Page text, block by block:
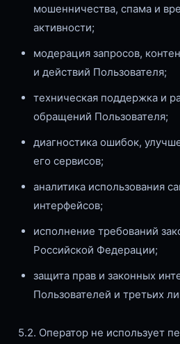
мошенничества, спама и
активности;
модерация запросов,
и действий Пользователя;
техническая поддержка и
обращений Пользователя;
диагностика ошибок,
его сервисов;
аналитика использования
интерфейсов;
исполнение требований
Российской Федерации;
защита прав и законных
Пользователей и третьих
5.2. Оператор не использует